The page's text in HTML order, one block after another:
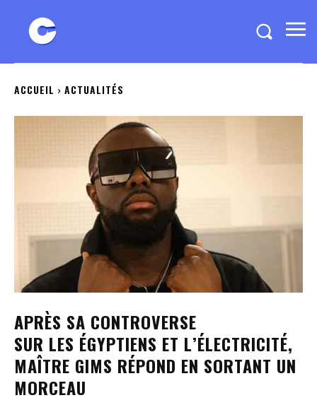
ACCUEIL ACTUALITÉS
APRÈS SA CONTROVERSE
SUR LES ÉGYPTIENS ET L’ÉLECTRICITÉ,
MAÎTRE GIMS RÉPOND EN SORTANT UN
MORCEAU